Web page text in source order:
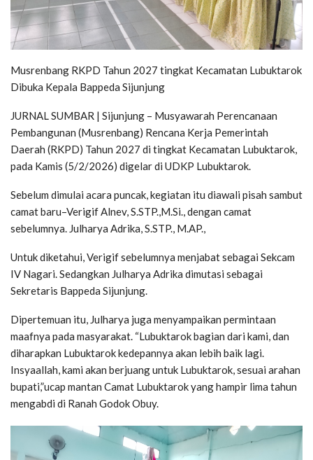
Musrenbang RKPD Tahun 2027 tingkat Kecamatan Lubuktarok
Dibuka Kepala Bappeda Sijunjung
JURNAL SUMBAR | Sijunjung – Musyawarah Perencanaan
Pembangunan (Musrenbang) Rencana Kerja Pemerintah
Daerah (RKPD) Tahun 2027 di tingkat Kecamatan Lubuktarok,
pada Kamis (5/2/2026) digelar di UDKP Lubuktarok.
Sebelum dimulai acara puncak, kegiatan itu diawali pisah sambut
camat baru–Verigif Alnev, S.STP.,M.Si., dengan camat
sebelumnya. Julharya Adrika, S.STP., M.AP.,
Untuk diketahui, Verigif sebelumnya menjabat sebagai Sekcam
IV Nagari. Sedangkan Julharya Adrika dimutasi sebagai
Sekretaris Bappeda Sijunjung.
Dipertemuan itu, Julharya juga menyampaikan permintaan
maafnya pada masyarakat. “Lubuktarok bagian dari kami, dan
diharapkan Lubuktarok kedepannya akan lebih baik lagi.
Insyaallah, kami akan berjuang untuk Lubuktarok, sesuai arahan
bupati,”ucap mantan Camat Lubuktarok yang hampir lima tahun
mengabdi di Ranah Godok Obuy.